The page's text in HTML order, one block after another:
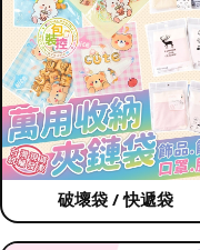
破壞袋 / 快遞袋